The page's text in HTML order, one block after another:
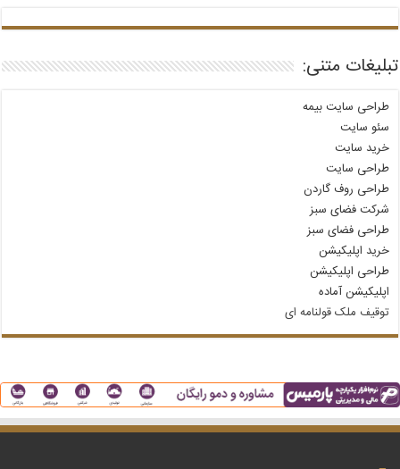
تبلیغات متنی:
طراحی سایت بیمه
سئو سایت
خرید سایت
طراحی سایت
طراحی روف گاردن
شرکت فضای سبز
طراحی فضای سبز
خرید اپلیکیشن
طراحی اپلیکیشن
اپلیکیشن آماده
توقیف ملک قولنامه‌ ای